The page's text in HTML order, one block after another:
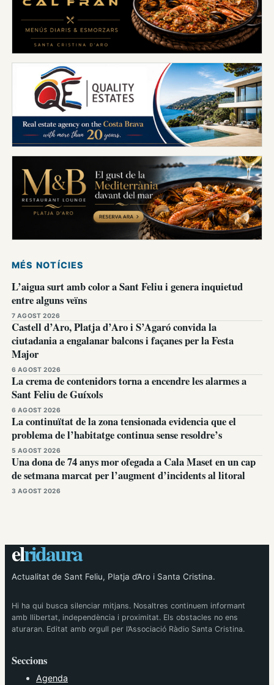
MÉS NOTÍCIES
L’aigua surt amb color a Sant Feliu i genera inquietud
entre alguns veïns
7 AGOST 2026
Castell d’Aro, Platja d’Aro i S’Agaró convida la
ciutadania a engalanar balcons i façanes per la Festa
Major
6 AGOST 2026
La crema de contenidors torna a encendre les alarmes a
Sant Feliu de Guíxols
6 AGOST 2026
La continuïtat de la zona tensionada evidencia que el
problema de l’habitatge continua sense resoldre’s
5 AGOST 2026
Una dona de 74 anys mor ofegada a Cala Maset en un cap
de setmana marcat per l’augment d’incidents al litoral
3 AGOST 2026
elridaura
Actualitat de Sant Feliu, Platja d’Aro i Santa Cristina.
Hi ha qui busca silenciar mitjans. Nosaltres continuem informant
amb llibertat, independència i proximitat. Els obstacles no ens
aturaran. Editat amb orgull per l’Associació Ràdio Santa Cristina.
Seccions
Agenda